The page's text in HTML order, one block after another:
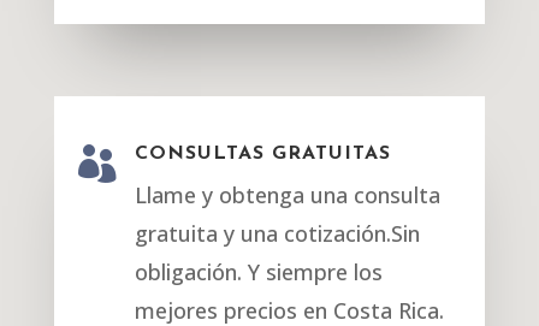
 CONSULTAS GRATUITAS
Llame y obtenga una consulta
gratuita y una cotización.Sin
obligación. Y siempre los
mejores precios en Costa Rica.